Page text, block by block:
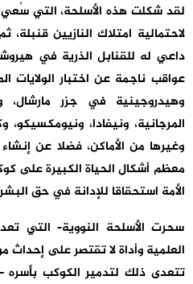
لقد شكلت هذه الأسلحة، التي سُعي
لاحتمالية امتلاك النازيين قنبلة،
داعي له للقنابل الذرية في
عواقب ناجمة عن اختبار الولايات
وهيدروجينية في جزر مارشال،
المرجانية، ونيفادا، ونيومكسيكو،
وغيرها من الأماكن، فضلا عن
معظم أشكال الحياة الكبيرة على
الأمة استحقاقا للإدانة في حق
سحرت الأسلحة النووية- التي
العلمية وأداة لا تقتصر على إحداث
تتعدى ذلك لتدمير الكوكب بأسره